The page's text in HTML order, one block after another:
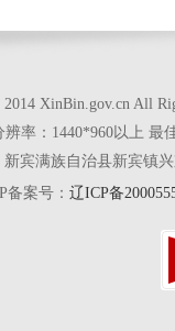
XinBin.gov.cn All
辨率：1440*960以上 最
宾满族自治县新宾镇
备案号： 辽ICP备